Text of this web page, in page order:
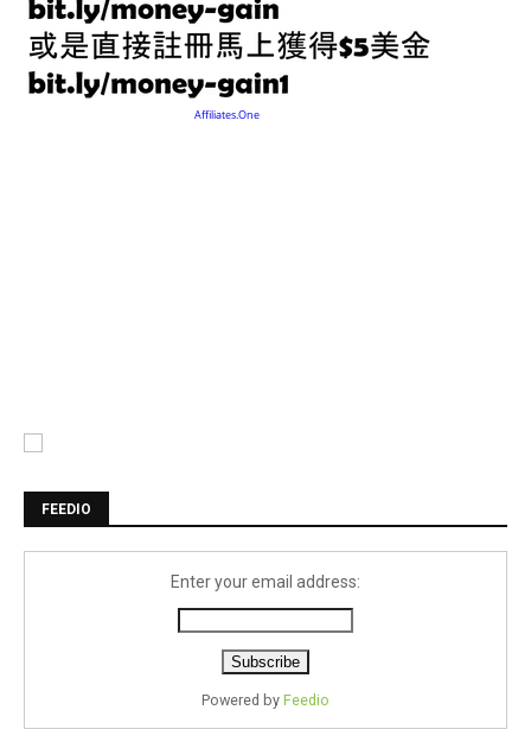
FEEDIO
Enter your email address:
Powered by Feedio